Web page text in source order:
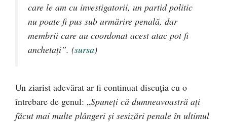
care le am cu investigatorii, un partid politic
nu poate fi pus sub urmărire penală, dar
membrii care au coordonat acest atac pot fi
anchetați”. (sursa)
Un ziarist adevărat ar fi continuat discuția cu o
întrebare de genul: „Spuneți că dumneavoastră ați
făcut mai multe plângeri și sesizări penale în ultimul